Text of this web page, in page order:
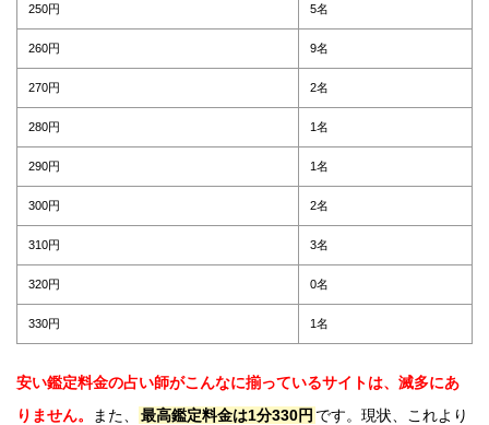
250円 5名
260円 9名
270円 2名
280円 1名
290円 1名
300円 2名
310円 3名
320円 0名
330円 1名
安い鑑定料金の占い師がこんなに揃っているサイトは、滅多にあ
りません。
また、 最高鑑定料金は1分330円 です。現状、これより